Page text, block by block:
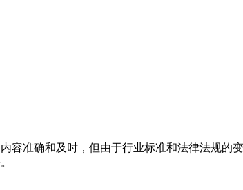
容准确和及时，但由于行业标准和法律法规